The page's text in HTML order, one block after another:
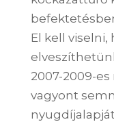
El kell
2007-2009-
vagyont